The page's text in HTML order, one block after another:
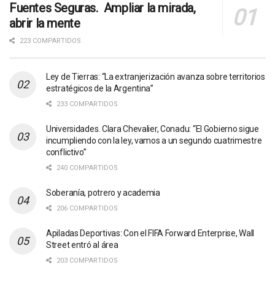
Fuentes Seguras. Ampliar la mirada,
abrir la mente
223 COMPARTIDOS
Ley de Tierras: “La extranjerización avanza sobre territorios
estratégicos de la Argentina”
233 COMPARTIDOS
Universidades. Clara Chevalier, Conadu: “El Gobierno sigue
incumpliendo con la ley, vamos a un segundo cuatrimestre
conflictivo”
240 COMPARTIDOS
Soberanía, potrero y academia
206 COMPARTIDOS
Apiladas Deportivas: Con el FIFA Forward Enterprise, Wall
Street entró al área
203 COMPARTIDOS